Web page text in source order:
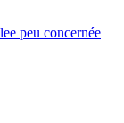
peu concernée